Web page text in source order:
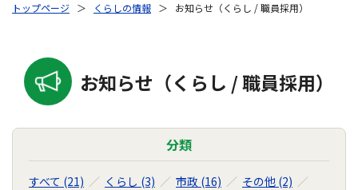
トップページ ＞ くらしの情報 ＞ お知らせ（くらし / 職員採用）
お知らせ（くらし / 職員採用）
分類
すべて (21) くらし (3) 市政 (16) その他 (2)